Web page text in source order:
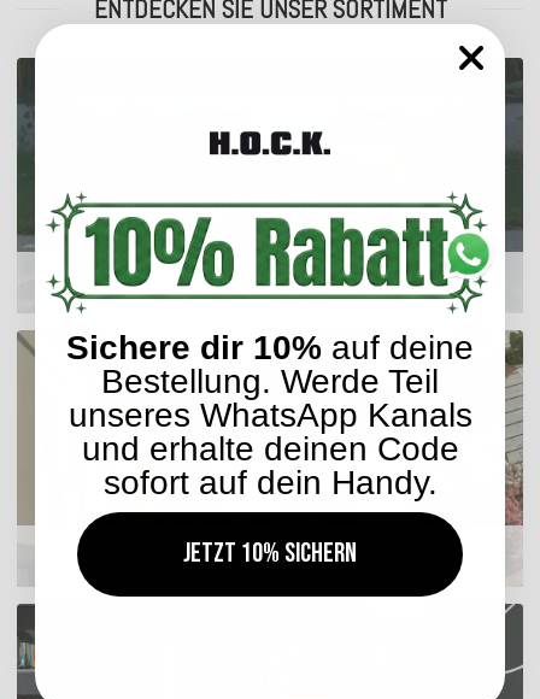
ENTDECKEN SIE UNSER SORTIMENT
Outdoor Kissen
Sitzkissen
Sichere dir 10% auf deine
Bestellung. Werde Teil
unseres WhatsApp Kanals
und erhalte deinen Code
sofort auf dein Handy.
Jetzt 10% sichern